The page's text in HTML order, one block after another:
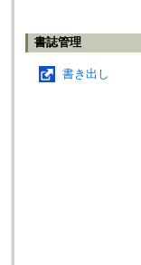
書誌管理
書き出し